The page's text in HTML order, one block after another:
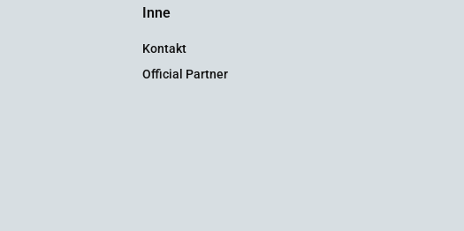
Inne
Kontakt
Official Partner